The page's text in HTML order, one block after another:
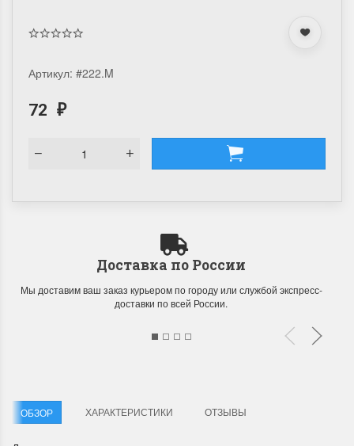
Артикул: #222.M
72 ₽
Доставка по России
Мы доставим ваш заказ курьером по городу или службой экспресс-
доставки по всей России.
ОБЗОР ХАРАКТЕРИСТИКИ ОТЗЫВЫ